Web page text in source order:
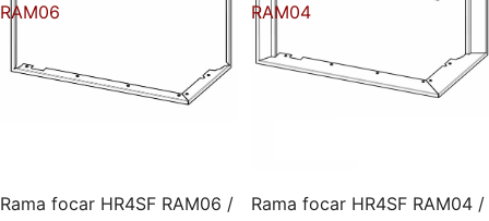
RAM06
Rama focar HR4SF RAM06 /
RAM04
Rama focar HR4SF RAM04 /